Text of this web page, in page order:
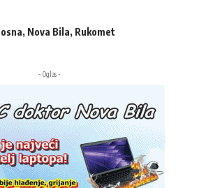
, Nova Bila, Rukomet
- Oglas -